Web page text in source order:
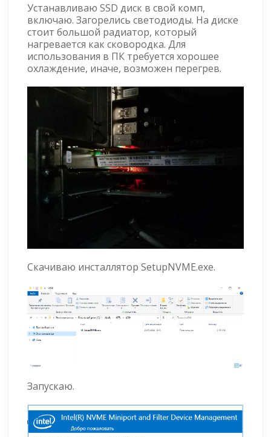
Устанавливаю SSD диск в свой комп,
включаю. Загорелись светодиоды. На диске
стоит большой радиатор, который
нагревается как сковородка. Для
использования в ПК требуется хорошее
охлаждение, иначе, возможен перегрев.
Скачиваю инсталлятор SetupNVME.exe.
Запускаю.